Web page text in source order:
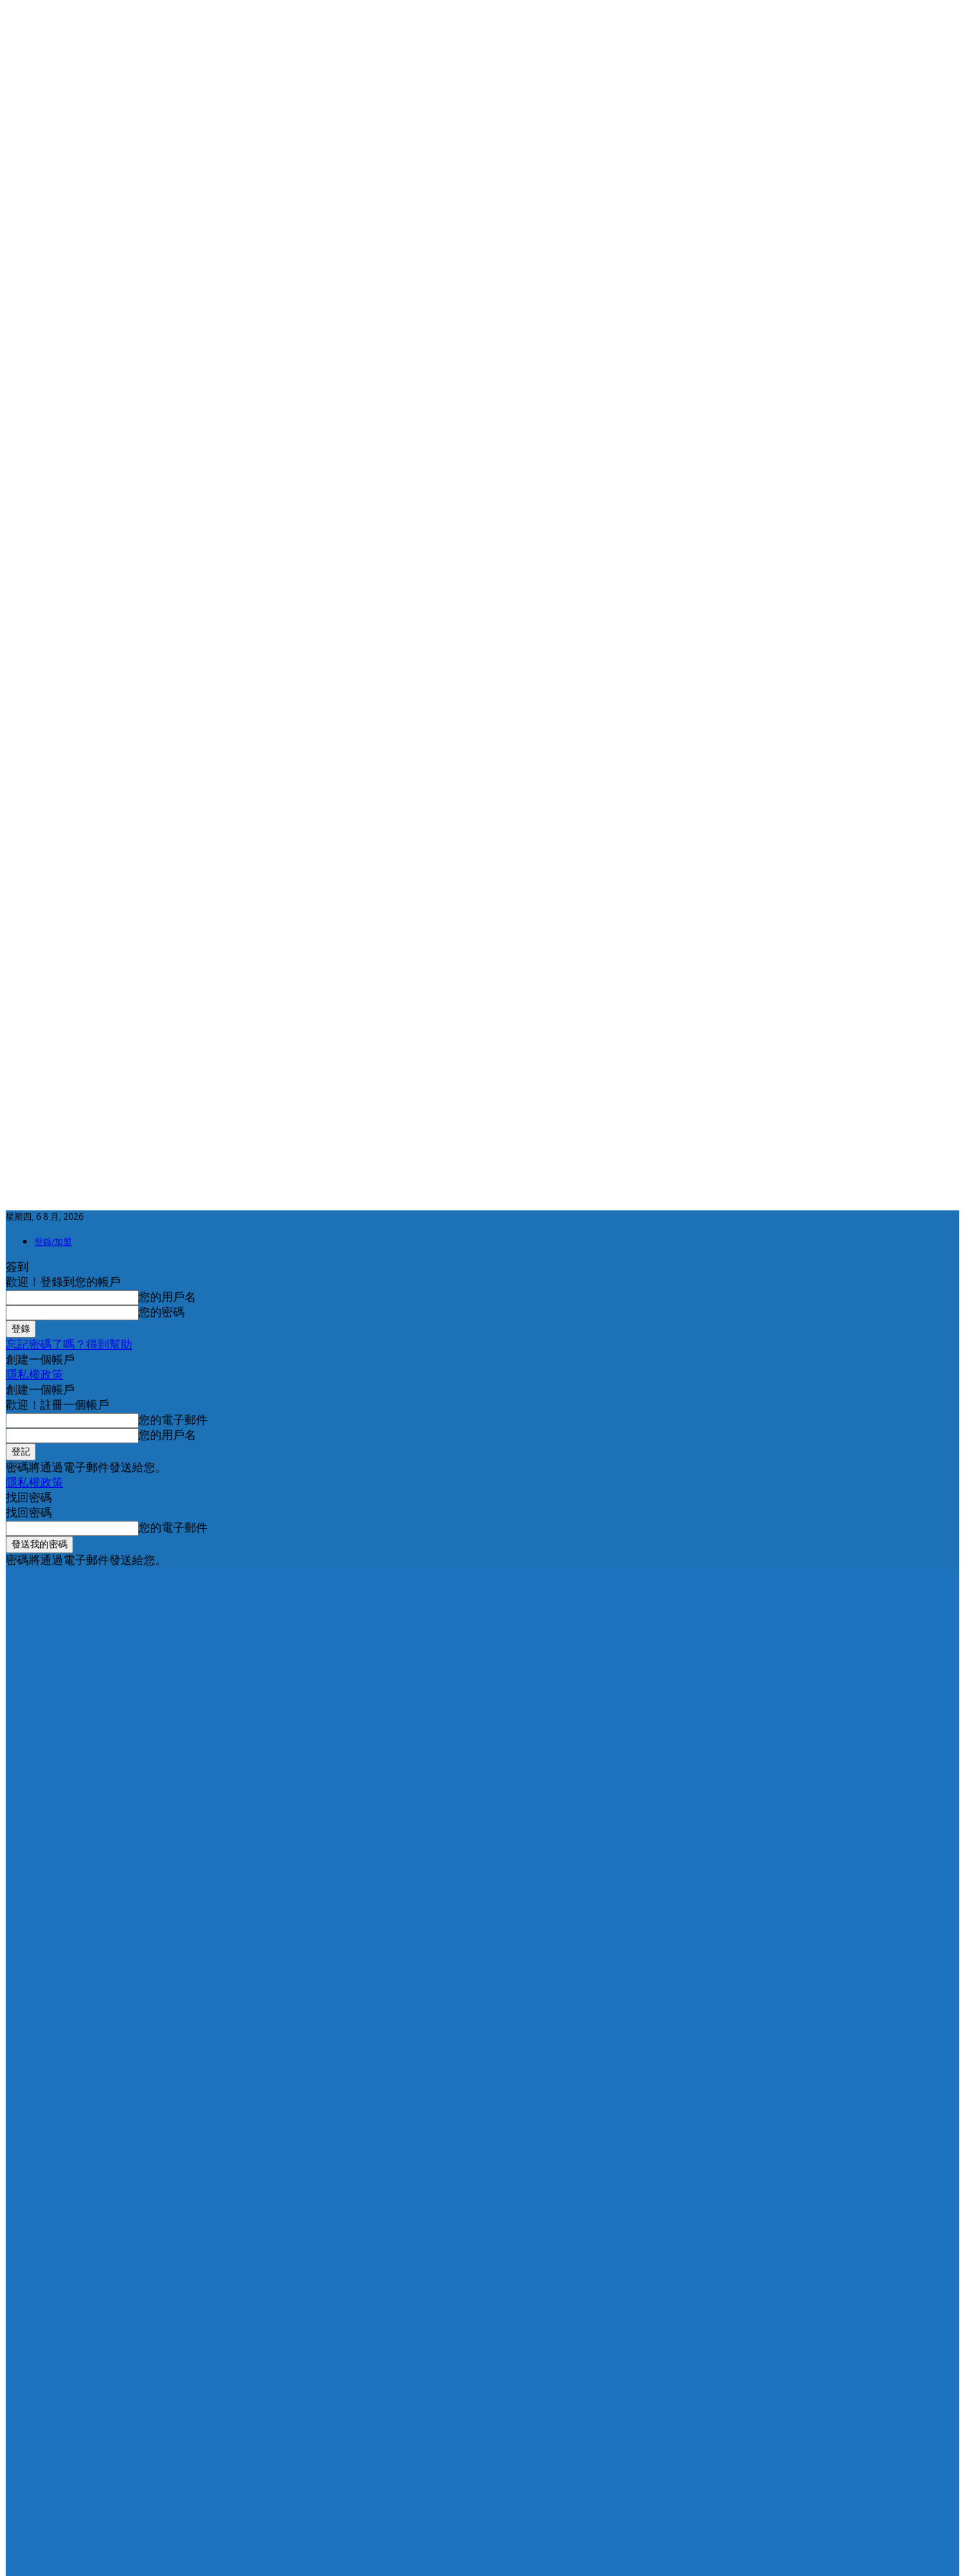
星期四, 6 8 月, 2026
登錄/加盟
簽到
歡迎！登錄到您的帳戶
您的用戶名
您的密碼
忘記密碼了嗎？得到幫助
創建一個帳戶
隱私權政策
創建一個帳戶
歡迎！註冊一個帳戶
您的電子郵件
您的用戶名
密碼將通過電子郵件發送給您。
隱私權政策
找回密碼
找回密碼
您的電子郵件
密碼將通過電子郵件發送給您。